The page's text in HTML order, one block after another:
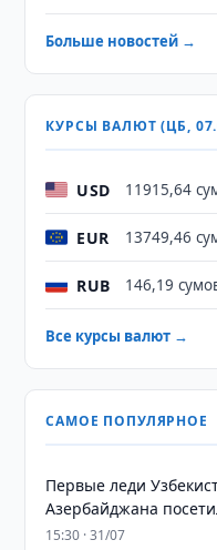
Больше новостей →
КУРСЫ ВАЛЮТ (ЦБ,
USD 11915,64
EUR 13749,46
RUB 146,19
Все курсы валют →
САМОЕ ПОПУЛЯРНОЕ
Первые леди
Азербайджана
15:30 · 31/07